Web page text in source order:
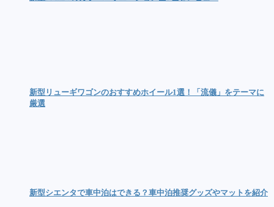
新型リューギワゴンのおすすめホイール1選！「流儀」をテーマに
厳選
新型シエンタで車中泊はできる？車中泊推奨グッズやマットを紹介